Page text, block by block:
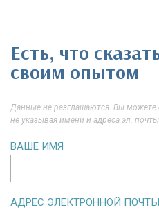
Есть, что
своим опытом
Данные не разглашаются. Вы
не указывая имени и адреса эл. почты
ВАШЕ ИМЯ
АДРЕС ЭЛЕКТРОННОЙ ПОЧТЫ